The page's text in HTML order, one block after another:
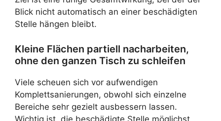
Blick nicht automatisch an einer beschädigten
Stelle hängen bleibt.
Kleine Flächen partiell nacharbeiten,
ohne den ganzen Tisch zu schleifen
Viele scheuen sich vor aufwendigen
Komplettsanierungen, obwohl sich einzelne
Bereiche sehr gezielt ausbessern lassen.
Wichtig ist, die beschädigte Stelle möglichst